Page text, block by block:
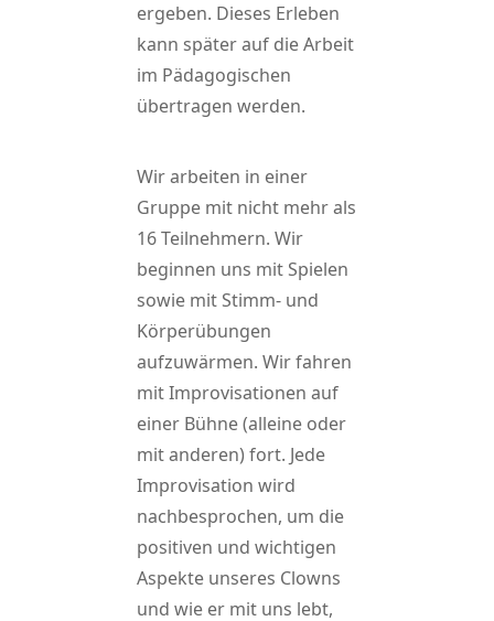
ergeben. Dieses Erleben
kann später auf die Arbeit
im Pädagogischen
übertragen werden.
Wir arbeiten in einer
Gruppe mit nicht mehr als
16 Teilnehmern. Wir
beginnen uns mit Spielen
sowie mit Stimm- und
Körperübungen
aufzuwärmen. Wir fahren
mit Improvisationen auf
einer Bühne (alleine oder
mit anderen) fort. Jede
Improvisation wird
nachbesprochen, um die
positiven und wichtigen
Aspekte unseres Clowns
und wie er mit uns lebt,